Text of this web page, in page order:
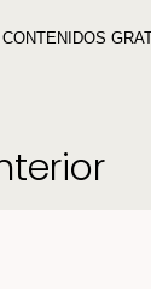
CONTENIDOS